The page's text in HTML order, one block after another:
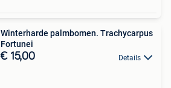
Winterharde palmbomen. Trachycarpus
Fortunei
€ 15,00 Details